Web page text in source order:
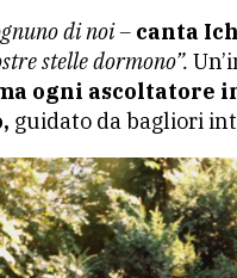
di noi – canta
stelle dormono”.
ogni ascoltatore
guidato da bagliori